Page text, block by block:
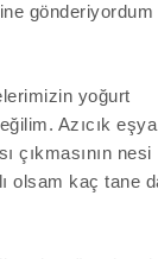
gönderiyordum
yoğurt
Azıcık eşya
çıkmasının nesi
olsam kaç tane